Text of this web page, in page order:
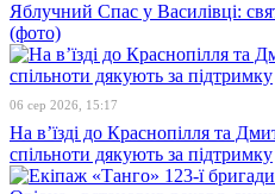
Яблучний Спас у Василівці:
(фото)
06 сер 2026, 15:17
На в’їзді до Краснопілля та
спільноти дякують за підтримку